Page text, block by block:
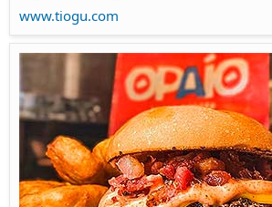
www.tiogu.com